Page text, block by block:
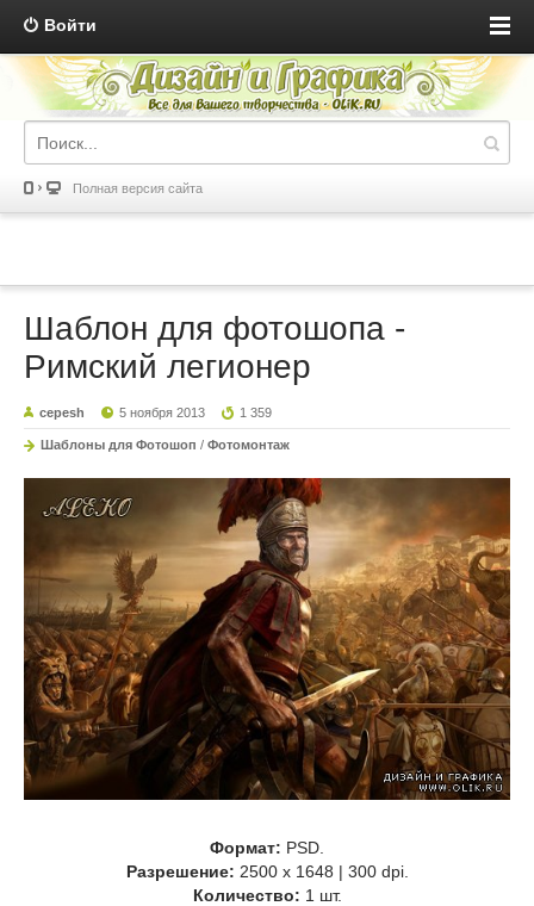
Войти
Полная версия сайта
Шаблон для фотошопа -
Римский легионер
cepesh 5 ноября 2013 1 359
Шаблоны для Фотошоп / Фотомонтаж
Формат: PSD.
Разрешение: 2500 x 1648 | 300 dpi.
Количество: 1 шт.